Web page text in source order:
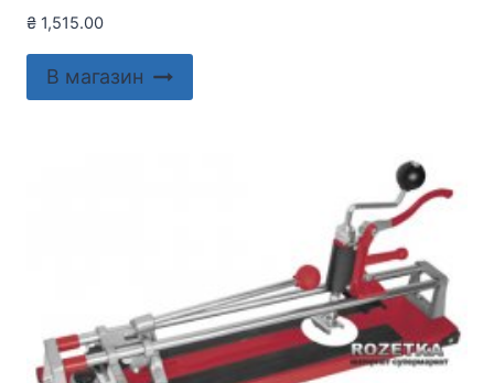
₴ 1,515.00
В магазин